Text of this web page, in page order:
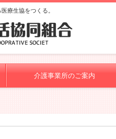
療生協をつくる。
介護事業所のご案内